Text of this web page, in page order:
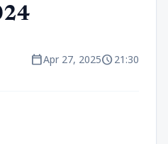
calendar_todayApr 27, 2025schedule21:30